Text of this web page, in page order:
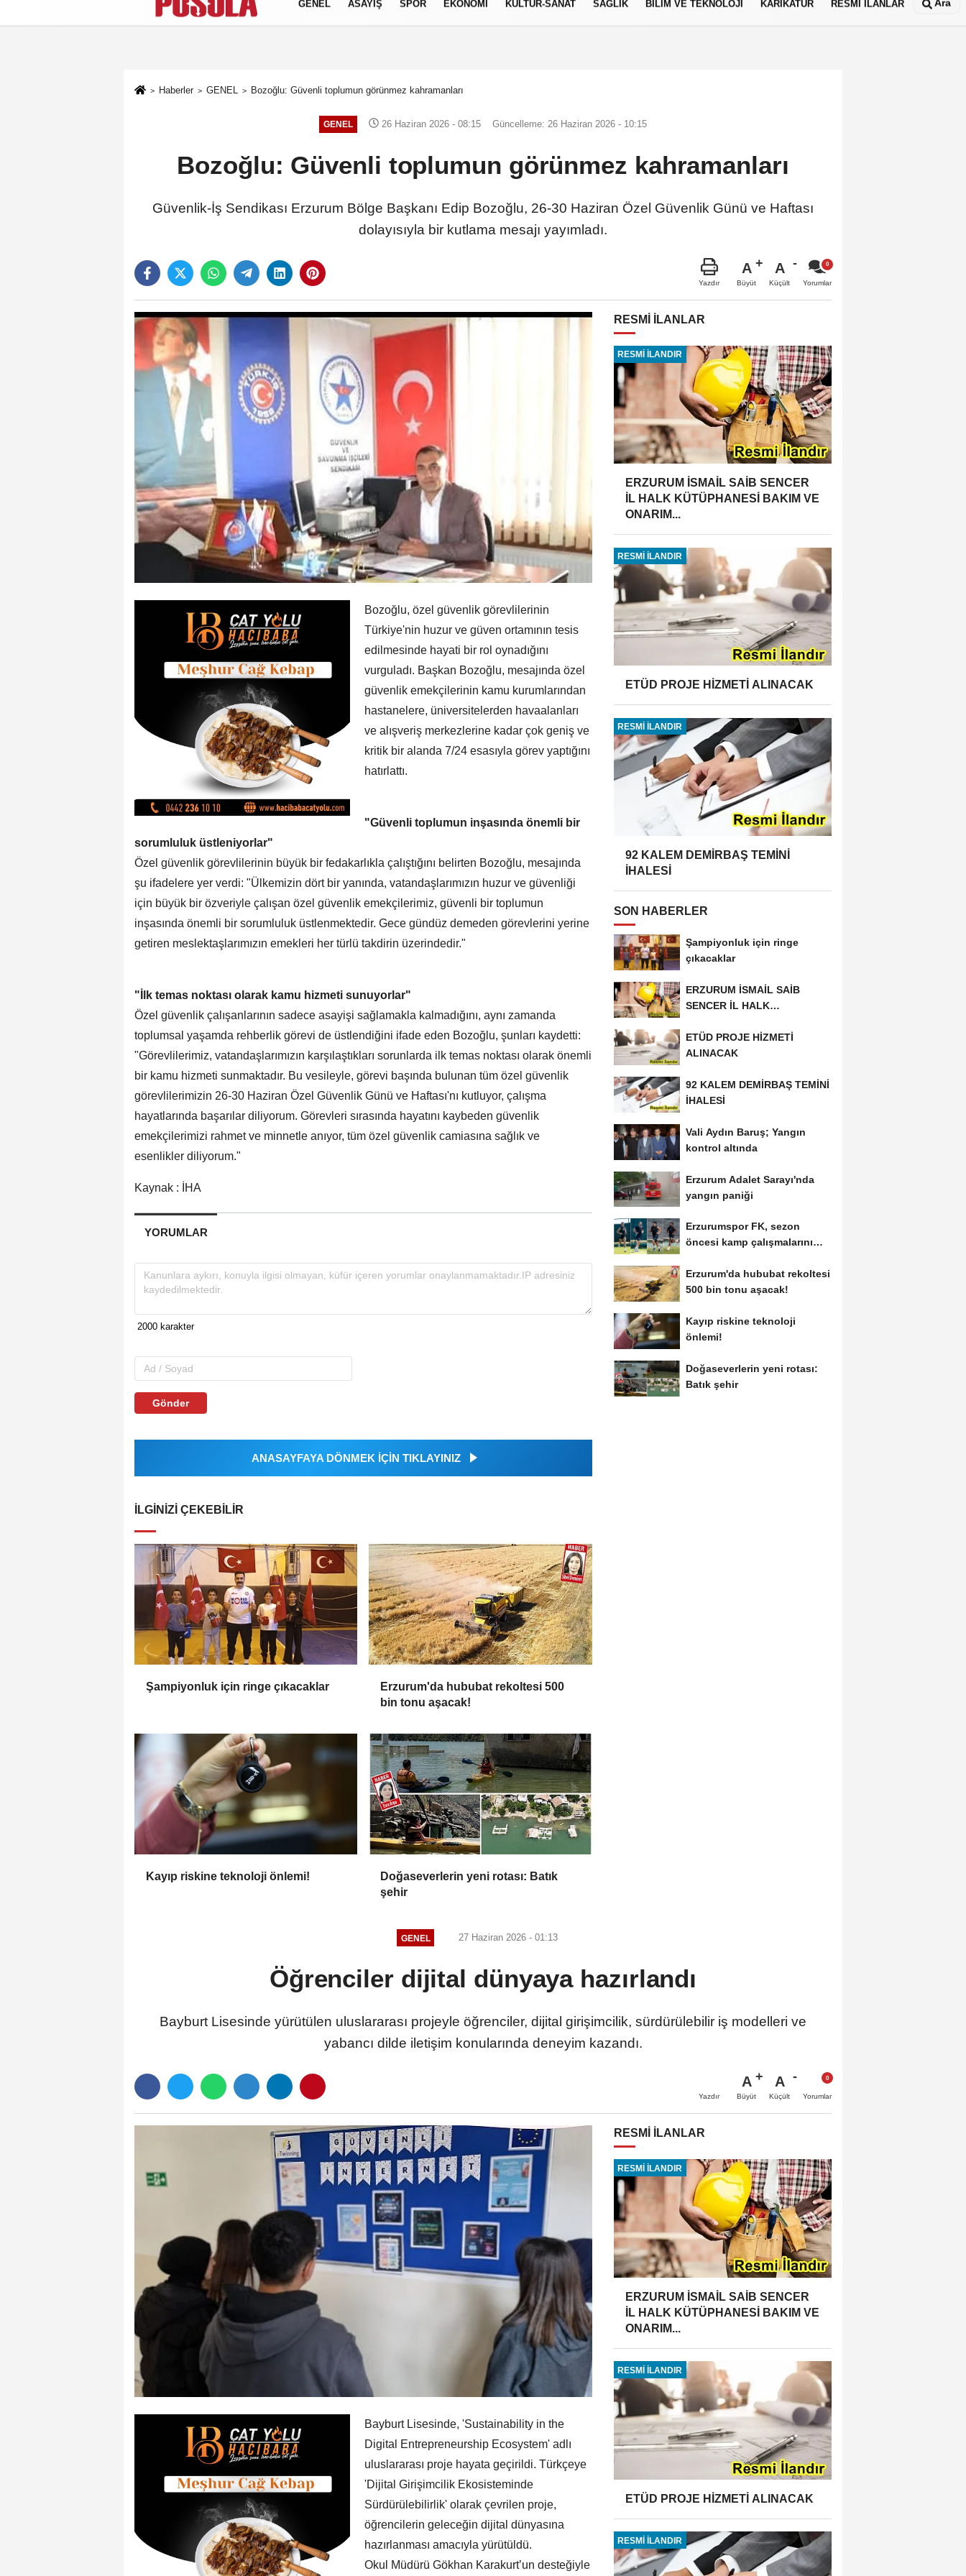
Künye İletişim Gizlilik Politikası
GENEL ASAYİŞ SPOR EKONOMİ KÜLTÜR-SANAT SAĞLIK BİLİM VE TEKNOLOJİ KARİKATÜR RESMİ İLANLAR Ara
Haberler GENEL Bozoğlu: Güvenli toplumun görünmez kahramanları
GENEL 26 Haziran 2026 - 08:15 Güncelleme: 26 Haziran 2026 - 10:15
Bozoğlu: Güvenli toplumun görünmez kahramanları
Güvenlik-İş Sendikası Erzurum Bölge Başkanı Edip Bozoğlu, 26-30 Haziran Özel Güvenlik Günü ve Haftası
dolayısıyla bir kutlama mesajı yayımladı.
Yazdır
A
Büyüt
A
Küçült Yorumlar
Bozoğlu, özel güvenlik görevlilerinin
Türkiye'nin huzur ve güven ortamının tesis
edilmesinde hayati bir rol oynadığını
vurguladı. Başkan Bozoğlu, mesajında özel
güvenlik emekçilerinin kamu kurumlarından
hastanelere, üniversitelerden havaalanları
ve alışveriş merkezlerine kadar çok geniş ve
kritik bir alanda 7/24 esasıyla görev yaptığını
hatırlattı.
"Güvenli toplumun inşasında önemli bir
sorumluluk üstleniyorlar"
Özel güvenlik görevlilerinin büyük bir fedakarlıkla çalıştığını belirten Bozoğlu, mesajında
şu ifadelere yer verdi: "Ülkemizin dört bir yanında, vatandaşlarımızın huzur ve güvenliği
için büyük bir özveriyle çalışan özel güvenlik emekçilerimiz, güvenli bir toplumun
inşasında önemli bir sorumluluk üstlenmektedir. Gece gündüz demeden görevlerini yerine
getiren meslektaşlarımızın emekleri her türlü takdirin üzerindedir."
"İlk temas noktası olarak kamu hizmeti sunuyorlar"
Özel güvenlik çalışanlarının sadece asayişi sağlamakla kalmadığını, aynı zamanda
toplumsal yaşamda rehberlik görevi de üstlendiğini ifade eden Bozoğlu, şunları kaydetti:
"Görevlilerimiz, vatandaşlarımızın karşılaştıkları sorunlarda ilk temas noktası olarak önemli
bir kamu hizmeti sunmaktadır. Bu vesileyle, görevi başında bulunan tüm özel güvenlik
görevlilerimizin 26-30 Haziran Özel Güvenlik Günü ve Haftası'nı kutluyor, çalışma
hayatlarında başarılar diliyorum. Görevleri sırasında hayatını kaybeden güvenlik
emekçilerimizi rahmet ve minnetle anıyor, tüm özel güvenlik camiasına sağlık ve
esenlikler diliyorum."
Kaynak : İHA
YORUMLAR
Gönder
ANASAYFAYA DÖNMEK İÇİN TIKLAYINIZ
İLGINIZI ÇEKEBILIR
Şampiyonluk için ringe çıkacaklar
Erzurum'da hububat rekoltesi 500
bin tonu aşacak!
Kayıp riskine teknoloji önlemi!
Doğaseverlerin yeni rotası: Batık
şehir
RESMİ İLANLAR
RESMİ İLANDIR
ERZURUM İSMAİL SAİB SENCER
İL HALK KÜTÜPHANESİ BAKIM VE
ONARIM...
RESMİ İLANDIR
ETÜD PROJE HİZMETİ ALINACAK
RESMİ İLANDIR
92 KALEM DEMİRBAŞ TEMİNİ
İHALESİ
SON HABERLER
Şampiyonluk için ringe
çıkacaklar
ERZURUM İSMAİL SAİB
SENCER İL HALK
ONARIM...
ETÜD PROJE HİZMETİ
ALINACAK
92 KALEM DEMİRBAŞ TEMİNİ
İHALESİ
Vali Aydın Baruş; Yangın
kontrol altında
Erzurum Adalet Sarayı'nda
yangın paniği
Erzurumspor FK, sezon
öncesi kamp çalışmalarını
Erzurum'da hububat rekoltesi
500 bin tonu aşacak!
Kayıp riskine teknoloji
önlemi!
Doğaseverlerin yeni rotası:
Batık şehir
GENEL 27 Haziran 2026 - 01:13
Öğrenciler dijital dünyaya hazırlandı
Bayburt Lisesinde yürütülen uluslararası projeyle öğrenciler, dijital girişimcilik, sürdürülebilir iş modelleri ve
yabancı dilde iletişim konularında deneyim kazandı.
Yazdır
A
Büyüt
A
Küçült Yorumlar
Bayburt Lisesinde, 'Sustainability in the
Digital Entrepreneurship Ecosystem' adlı
uluslararası proje hayata geçirildi. Türkçeye
'Dijital Girişimcilik Ekosisteminde
Sürdürülebilirlik' olarak çevrilen proje,
öğrencilerin geleceğin dijital dünyasına
hazırlanması amacıyla yürütüldü.
Okul Müdürü Gökhan Karakurt’un desteğiyle
RESMİ İLANLAR
RESMİ İLANDIR
ERZURUM İSMAİL SAİB SENCER
İL HALK KÜTÜPHANESİ BAKIM VE
ONARIM...
RESMİ İLANDIR
ETÜD PROJE HİZMETİ ALINACAK
RESMİ İLANDIR